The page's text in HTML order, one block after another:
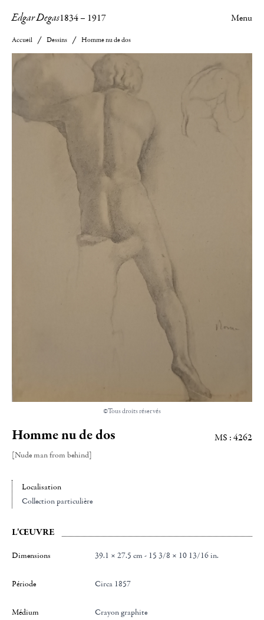
Edgar Degas1834– 1917 Menu
Accueil Dessins Homme nu de dos
©Tous droits réservés
Homme nu de dos
[Nude man from behind]
MS : 4262
Localisation
Collection particulière
L'ŒUVRE
Dimensions 39.1 × 27.5 cm - 15 3/8 × 10 13/16 in.
Période Circa 1857
Médium Crayon graphite